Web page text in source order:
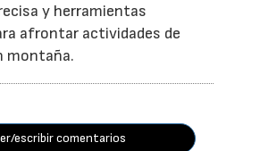
y herramientas
afrontar actividades de
montaña.
escribir comentarios